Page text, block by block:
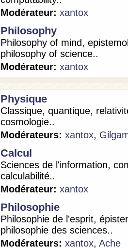
Modérateur: xantox
Philosophy
Philosophy of mind,
philosophy of science..
Modérateur: xantox
Physique
Classique, quantique,
cosmologie..
Modérateurs: xantox,
Calcul
Sciences de l'information,
calculabilité..
Modérateur: xantox
Philosophie
Philosophie de l'esprit,
philosophie des sciences..
Modérateurs: xantox, Ache